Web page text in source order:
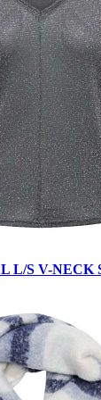
L/S V-NECK